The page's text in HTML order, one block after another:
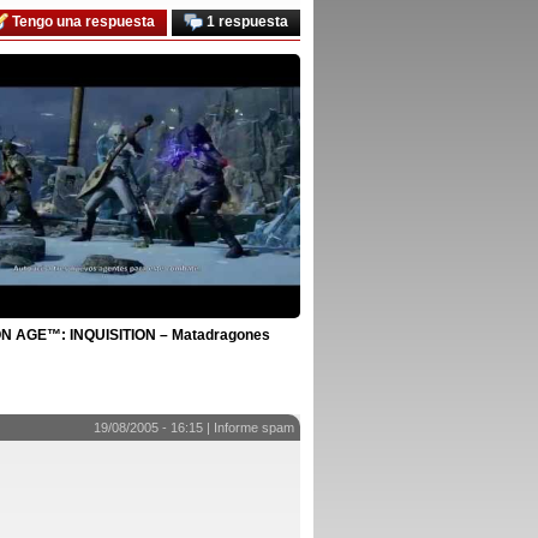
1 respuesta
Tengo una respuesta
AGE™: INQUISITION – Matadragones
19/08/2005 - 16:15 | Informe spam